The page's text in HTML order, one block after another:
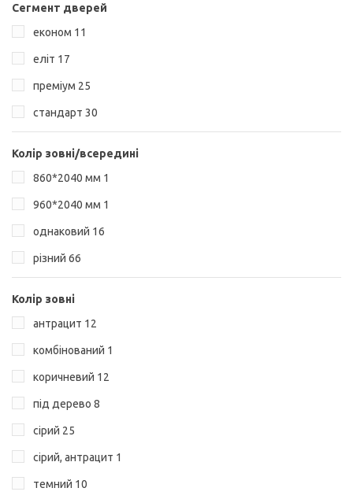
Сегмент дверей
економ 11
еліт 17
преміум 25
стандарт 30
Колір зовні/всередині
860*2040 мм 1
960*2040 мм 1
однаковий 16
різний 66
Колір зовні
антрацит 12
комбінований 1
коричневий 12
під дерево 8
сірий 25
сірий, антрацит 1
темний 10